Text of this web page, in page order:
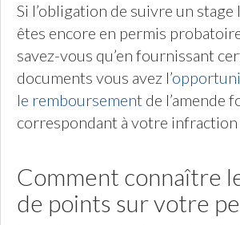
Si l’obligation de suivre un
êtes encore en permis
savez-vous qu’en fournissant
documents vous avez l’
le remboursement de l’amende
correspondant à votre infraction
Comment connaître
de points sur votre